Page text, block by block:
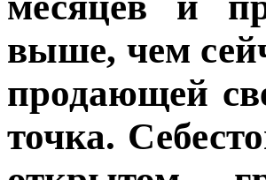
выше, чем
продающей
точка.